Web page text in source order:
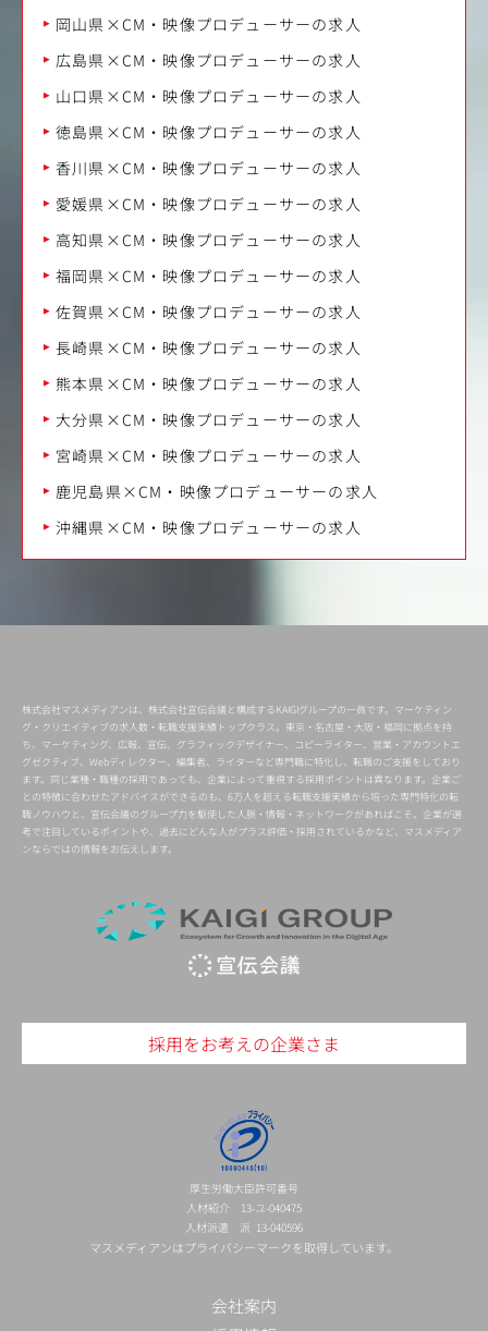
岡山県×CM・映像プロデューサーの求人
広島県×CM・映像プロデューサーの求人
山口県×CM・映像プロデューサーの求人
徳島県×CM・映像プロデューサーの求人
香川県×CM・映像プロデューサーの求人
愛媛県×CM・映像プロデューサーの求人
高知県×CM・映像プロデューサーの求人
福岡県×CM・映像プロデューサーの求人
佐賀県×CM・映像プロデューサーの求人
長崎県×CM・映像プロデューサーの求人
熊本県×CM・映像プロデューサーの求人
大分県×CM・映像プロデューサーの求人
宮崎県×CM・映像プロデューサーの求人
鹿児島県×CM・映像プロデューサーの求人
沖縄県×CM・映像プロデューサーの求人
株式会社マスメディアンは、株式会社宣伝会議と構成するKAIGIグループの一員です。マーケティン
グ・クリエイティブの求人数・転職支援実績トップクラス。東京・名古屋・大阪・福岡に拠点を持
ち、マーケティング、広報、宣伝、グラフィックデザイナー、コピーライター、営業・アカウントエ
グゼクティブ、Webディレクター、編集者、ライターなど専門職に特化し、転職のご支援をしており
ます。同じ業種・職種の採用であっても、企業によって重視する採用ポイントは異なります。企業ご
との特徴に合わせたアドバイスができるのも、6万人を超える転職支援実績から培った専門特化の転
職ノウハウと、宣伝会議のグループ力を駆使した人脈・情報・ネットワークがあればこそ。企業が選
考で注目しているポイントや、過去にどんな人がプラス評価・採用されているかなど、マスメディア
ンならではの情報をお伝えします。
採用をお考えの企業さま
厚生労働大臣許可番号
人材紹介 13-ユ-040475
人材派遣 派 13-040596
マスメディアンはプライバシーマークを取得しています。
会社案内